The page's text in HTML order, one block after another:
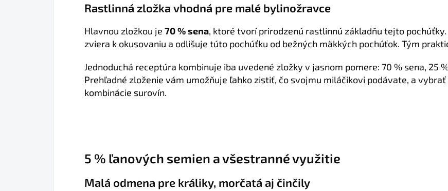
Rastlinná zložka vhodná pre malé bylinožravce
Hlavnou zložkou je 70 % sena, ktoré tvorí prirodzenú rastlinnú základňu tejto
zviera k okusovaniu a odlišuje túto pochúťku od bežných mäkkých pochúťok. Tým
Jednoduchá receptúra kombinuje iba uvedené zložky v jasnom pomere: 70 % sena, 25
Prehľadné zloženie vám umožňuje ľahko zistiť, čo svojmu miláčikovi podávate, a
kombinácie surovín.
5 % ľanových semien a všestranné využitie
Malá odmena pre králiky, morčatá aj činčily